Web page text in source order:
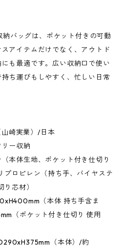
バッグは、ポケット付きの可動
アイテムだけでなく、アウトド
も最適です。広い収納口で使い
ち運びもしやすく、忙しい日常
山崎実業）/日本
ー収納
本体生地、ポケット付き仕切り
プロピレン（持ち手、バイヤステ
芯材）
（本体 持ち手含ま
（ポケット付き仕切り 使用
（本体）/約